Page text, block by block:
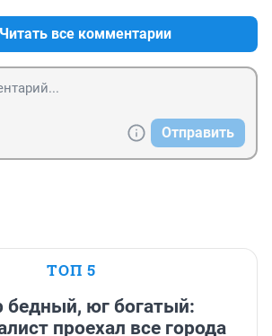
Читать все комментарии
Отправить
ТОП 5
бедный, юг богатый:
проехал все города